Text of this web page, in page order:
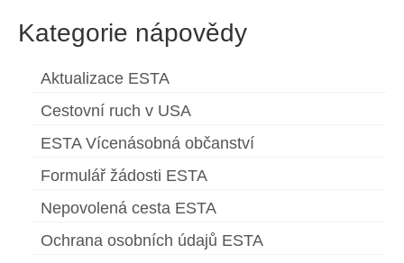
Kategorie nápovědy
Aktualizace ESTA
Cestovní ruch v USA
ESTA Vícenásobná občanství
Formulář žádosti ESTA
Nepovolená cesta ESTA
Ochrana osobních údajů ESTA